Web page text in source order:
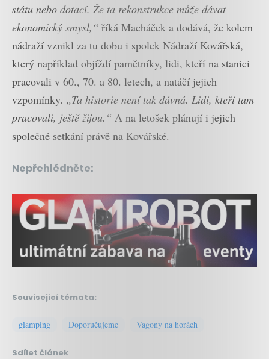
státu nebo dotací. Že ta rekonstrukce může dávat
ekonomický smysl,“ říká Macháček a dodává, že kolem
nádraží vznikl za tu dobu i spolek Nádraží Kovářská,
který například objíždí pamětníky, lidi, kteří na stanici
pracovali v 60., 70. a 80. letech, a natáčí jejich
vzpomínky. „Ta historie není tak dávná. Lidi, kteří tam
pracovali, ještě žijou.“ A na letošek plánují i jejich
společné setkání právě na Kovářské.
Nepřehlédněte:
Související témata:
glamping Doporučujeme Vagony na horách
Sdílet článek